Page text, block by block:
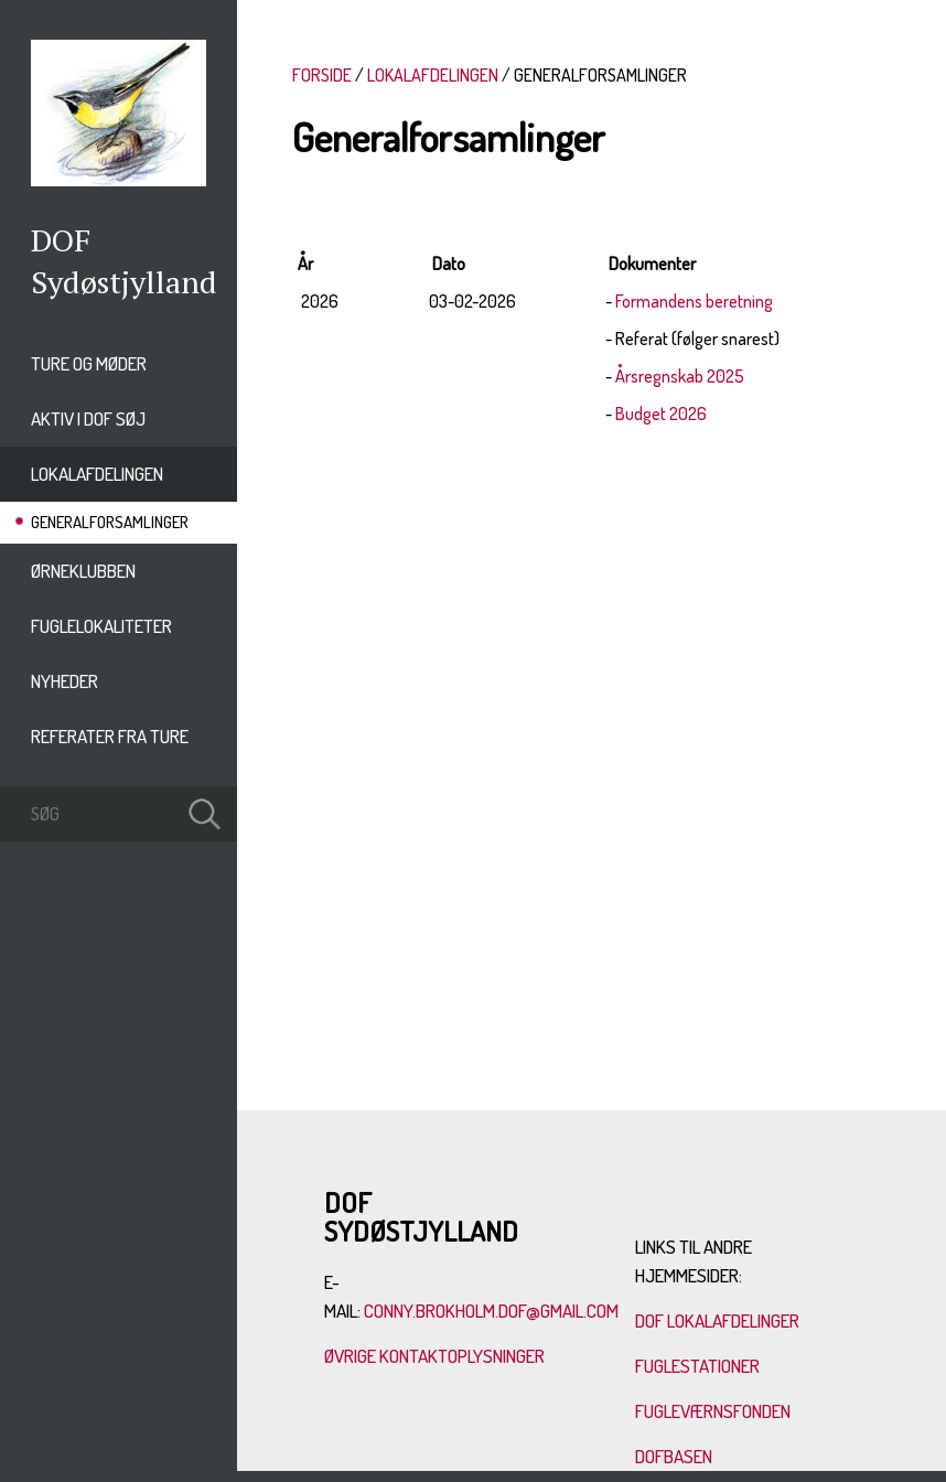
DOF
Sydøstjylland
TURE OG MØDER
AKTIV I DOF SØJ
LOKALAFDELINGEN
GENERALFORSAMLINGER
ØRNEKLUBBEN
FUGLELOKALITETER
NYHEDER
REFERATER FRA TURE
FORSIDE LOKALAFDELINGEN GENERALFORSAMLINGER
Generalforsamlinger
År Dato
Dokumenter
2026
03-02-2026 -Formandens beretning
- Referat (følger snarest)
-Årsregnskab 2025
-Budget 2026
DOF
SYDØSTJYLLAND
E-
MAIL:CONNY.BROKHOLM.DOF@GMAIL.COM
ØVRIGE KONTAKTOPLYSNINGER
LINKS TIL ANDRE
HJEMMESIDER:
DOF LOKALAFDELINGER
FUGLESTATIONER
FUGLEVÆRNSFONDEN
DOFBASEN